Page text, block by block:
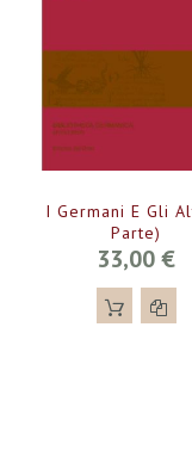
I Germani E Gli
Parte)
33,00 €